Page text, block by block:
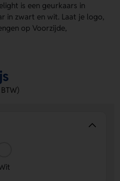
is een geurkaars in
in zwart en wit. Laat je logo,
op Voorzijde,
als klein cadeau of
in glas
Doos of White dl voor een
voor een unieke